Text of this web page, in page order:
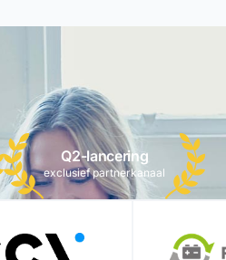
Q2-lancering
exclusief partnerkanaal